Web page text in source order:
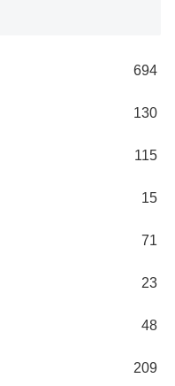
694
130
115
15
71
23
48
209